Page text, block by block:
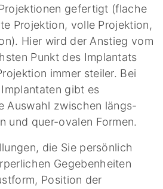
gefertigt (flache
Projektion, volle Projektion,
Hier wird der Anstieg vom
Punkt des Implantats
immer steiler. Bei
gibt es
Auswahl zwischen längs-
und quer-ovalen Formen.
die Sie persönlich
Gegebenheiten
Position der